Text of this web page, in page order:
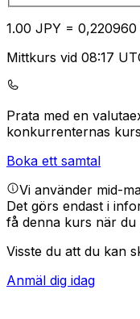
1.00 JPY = 0,220960
Mittkurs vid 08:17
Prata med en
konkurrenternas
Boka ett samtal
Vi använder mid-
Det görs endast i
få denna kurs när du
Visste du att du kan
Anmäl dig idag